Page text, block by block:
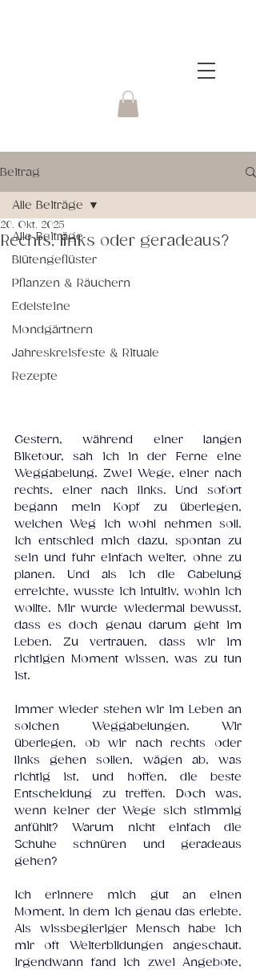
Beitrag
Alle Beiträge
Blütengeflüster
Pflanzen & Räuchern
Edelsteine
Mondgärtnern
Jahreskreisfeste & Rituale
Rezepte
Alle Beiträge
Rechts, links oder geradeaus?
20. Okt. 2025
Gestern, während einer langen
Biketour, sah ich in der Ferne eine
Weggabelung. Zwei Wege, einer nach
rechts, einer nach links. Und sofort
begann mein Kopf zu überlegen,
welchen Weg ich wohl nehmen soll.
Ich entschied mich dazu, spontan zu
sein und fuhr einfach weiter, ohne zu
planen. Und als ich die Gabelung
erreichte, wusste ich intuitiv, wohin ich
wollte. Mir wurde wiedermal bewusst,
dass es doch genau darum geht im
Leben. Zu vertrauen, dass wir im
richtigen Moment wissen, was zu tun
ist.
Immer wieder stehen wir im Leben an
solchen Weggabelungen. Wir
überlegen, ob wir nach rechts oder
links gehen sollen, wägen ab, was
richtig ist, und hoffen, die beste
Entscheidung zu treffen. Doch was,
wenn keiner der Wege sich stimmig
anfühlt? Warum nicht einfach die
Schuhe schnüren und geradeaus
gehen?
Ich erinnere mich gut an einen
Moment, in dem ich genau das erlebte.
Als wissbegieriger Mensch habe ich
mir oft Weiterbildungen angeschaut.
Irgendwann fand ich zwei Angebote,